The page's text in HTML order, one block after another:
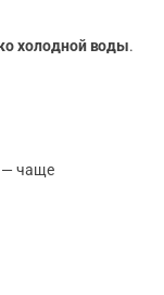
холодной воды.
— чаще